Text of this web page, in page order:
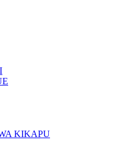
KIKAPU